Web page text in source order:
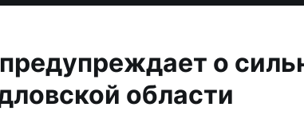
о
области